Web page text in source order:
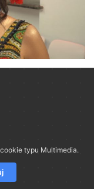
typu Multimedia.